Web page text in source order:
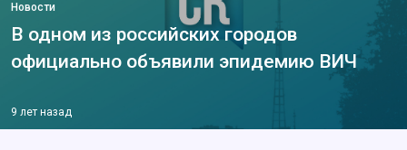
Новости
В одном из российских городов
официально объявили эпидемию ВИЧ
9 лет назад